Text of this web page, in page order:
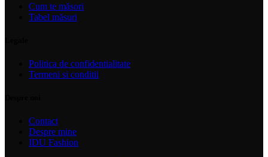
Cum te măsori
Tabel măsuri
Politica de confidentialitate
Termeni si conditii
Contact
Despre mine
IDU Fashion